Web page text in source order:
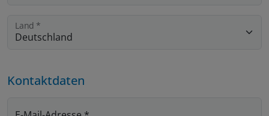
Land *
Kontaktdaten